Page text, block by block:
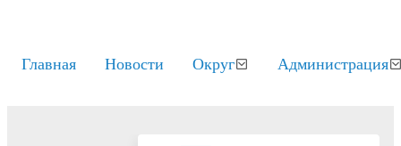
Главная Новости Округ Администрация